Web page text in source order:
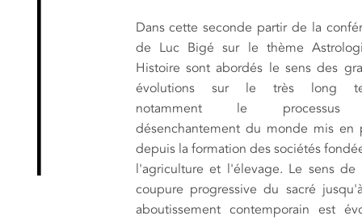
Dans cette seconde partir de la
de Luc Bigé sur le thème
Histoire sont abordés le sens des
évolutions sur le très long
notamment le
désenchantement du monde mis en
depuis la formation des sociétés
l'agriculture et l'élevage. Le sens de
coupure progressive du sacré
aboutissement contemporain est